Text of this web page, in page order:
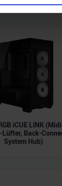
wie Ihre
um Inhalte und
für soziale
auf unsere
geben wir
an unsere
die Sie
iCUE LINK
Lüfter, Back-
System Hub)